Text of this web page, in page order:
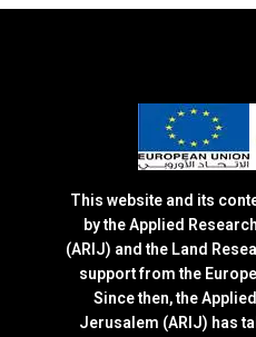
This website and its
by the Applied
(ARIJ) and the Land
support from the
Since then, the
Jerusalem (ARIJ) has